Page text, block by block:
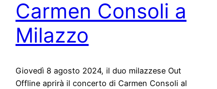
Carmen Consoli a
Milazzo
Giovedì 8 agosto 2024, il duo milazzese Out
Offline aprirà il concerto di Carmen Consoli al